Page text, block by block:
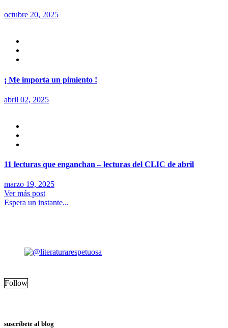
octubre 20, 2025
¡ Me importa un pimiento !
abril 02, 2025
11 lecturas que enganchan – lecturas del CLIC de abril
marzo 19, 2025
Ver más post
Espera un instante...
Follow
suscríbete al blog